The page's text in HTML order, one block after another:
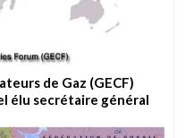
de Gaz (GECF)
élu secrétaire général